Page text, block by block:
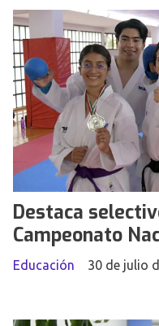
Destaca
Campeonato
Educación 30 de julio